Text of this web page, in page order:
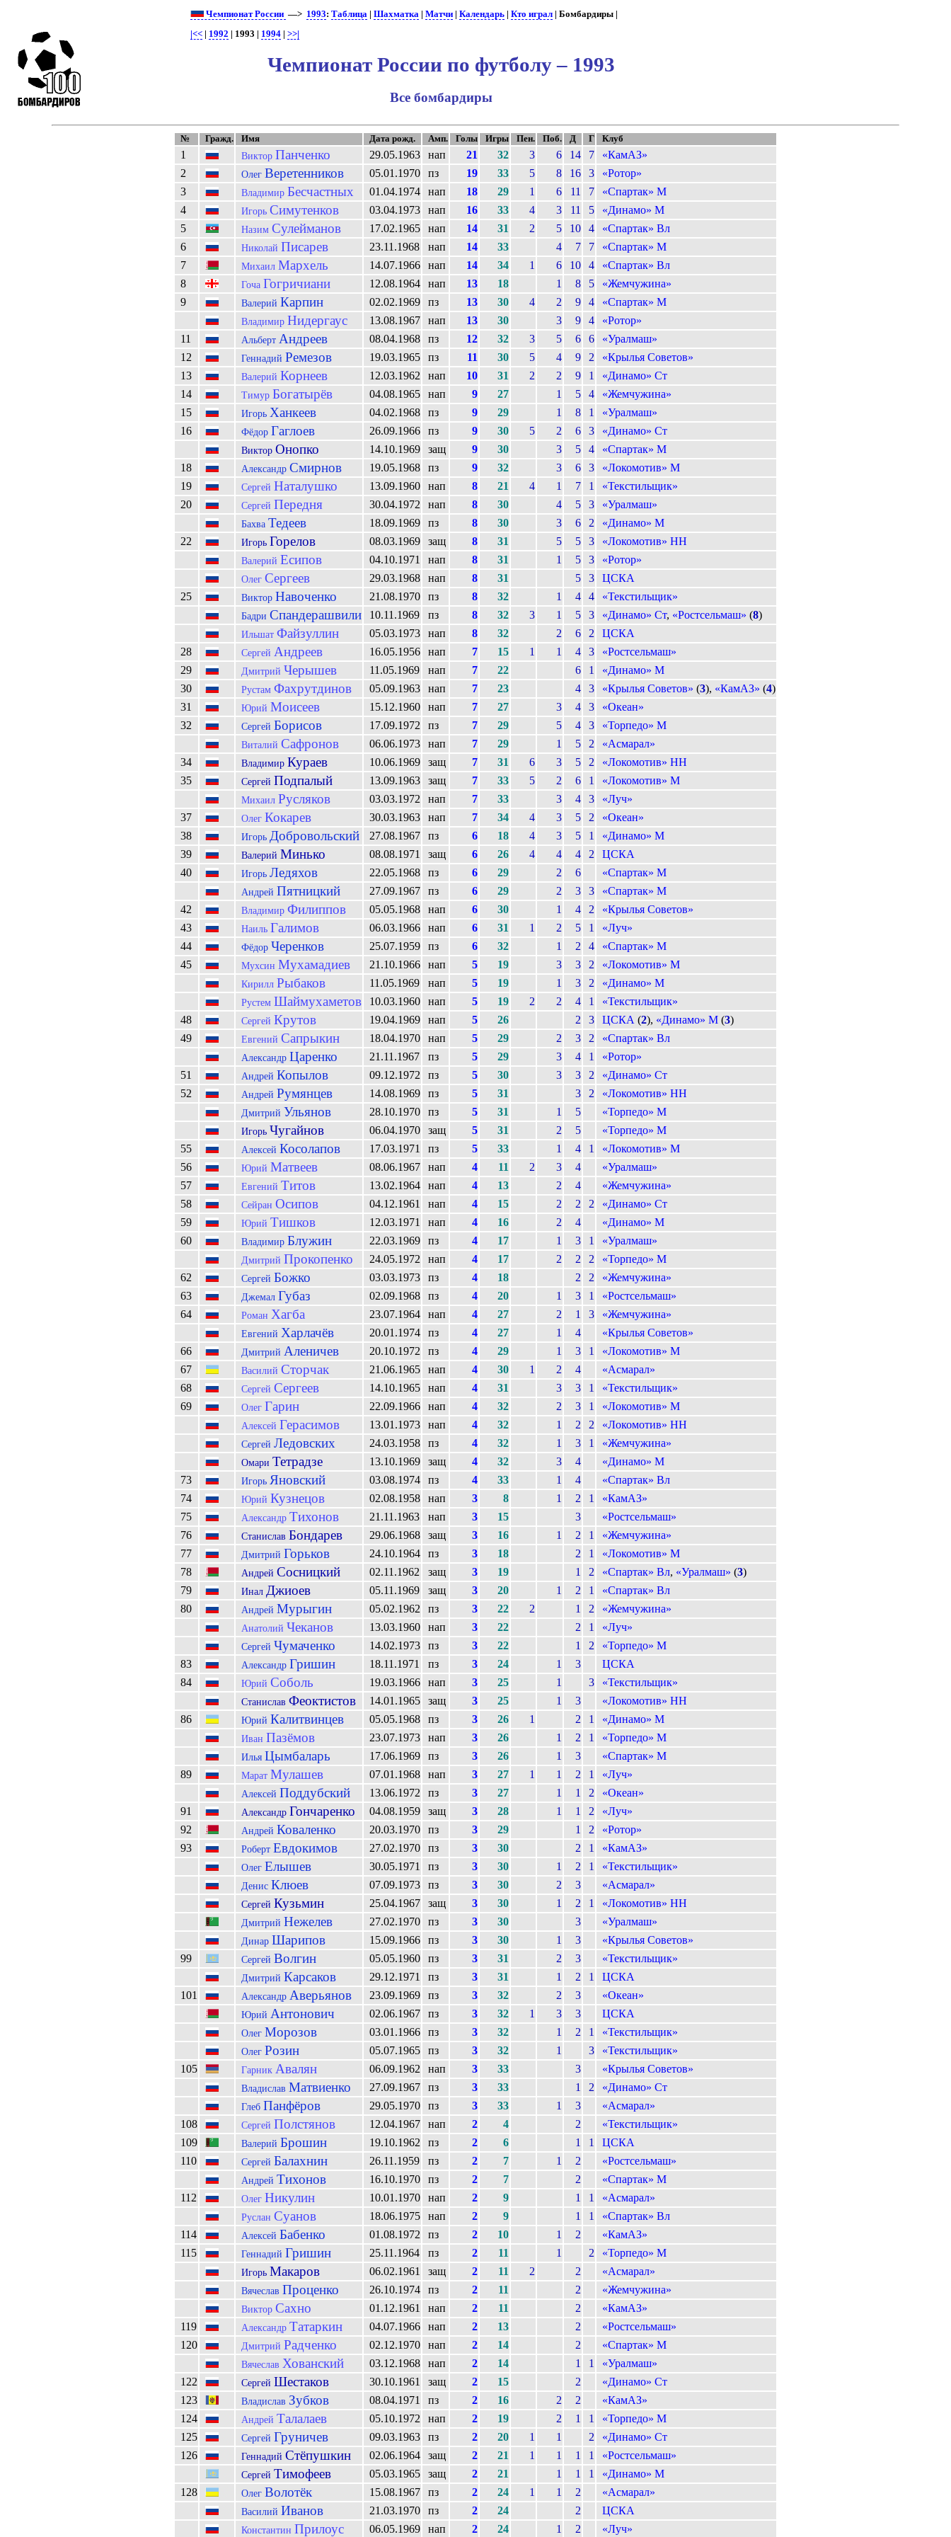
Чемпионат России —> 1993:Таблица |Шахматка |Матчи |Календарь |Кто играл | Бомбардиры |
|<< | 1992 | 1993 | 1994 |>>|
Чемпионат России по футболу – 1993
Все бомбардиры
№ Гражд. Имя Дата рожд. Амп. Голы Игры Пен. Поб. Д Г Клуб
1 Виктор Панченко 29.05.1963 нап 21 32 3 6 14 7
«КамАЗ»
2
Олег Веретенников 05.01.1970 пз 19 33 5 8 16 3
«Ротор»
3
Владимир Бесчастных 01.04.1974 нап 18 29 1 6 11 7
«Спартак» М
4
Игорь Симутенков 03.04.1973 нап 16 33 4 3 11 5
«Динамо» М
5
Назим Сулейманов 17.02.1965 нап 14 31 2 5 10 4
«Спартак» Вл
6
Николай Писарев 23.11.1968 нап 14 33 4 7 7
«Спартак» М
7
Михаил Мархель 14.07.1966 нап 14 34 1 6 10 4
«Спартак» Вл
8
Гоча Гогричиани 12.08.1964 нап 13 18 1 8 5
«Жемчужина»
9
Валерий Карпин 02.02.1969 пз 13 30 4 2 9 4 «Спартак» М
Владимир Нидергаус 13.08.1967 нап 13 30 3 9 4
«Ротор»
11
Альберт Андреев 08.04.1968 пз 12 32 3 5 6 6
«Уралмаш»
12
Геннадий Ремезов 19.03.1965 пз 11 30 5 4 9 2
«Крылья Советов»
13
Валерий Корнеев 12.03.1962 нап 10 31 2 2 9 1
«Динамо» Ст
14
Тимур Богатырёв 04.08.1965 нап 9 27 1 5 4
«Жемчужина»
15
Игорь Ханкеев 04.02.1968 пз 9 29 1 8 1
«Уралмаш»
16
Фёдор Гаглоев 26.09.1966 пз 9 30 5 2 6 3 «Динамо» Ст
Виктор Онопко 14.10.1969 защ 9 30 3 5 4
«Спартак» М
18
Александр Смирнов 19.05.1968 пз 9 32 3 6 3
«Локомотив» М
19
Сергей Наталушко 13.09.1960 нап 8 21 4 1 7 1
«Текстильщик»
20
Сергей Передня 30.04.1972 нап 8 30 4 5 3 «Уралмаш»
Бахва Тедеев 18.09.1969 пз 8 30 3 6 2
«Динамо» М
22
Игорь Горелов 08.03.1969 защ 8 31 5 5 3 «Локомотив» НН
Валерий Есипов 04.10.1971 нап 8 31 1 5 3 «Ротор»
Олег Сергеев 29.03.1968 нап 8 31 5 3
ЦСКА
25
Виктор Навоченко 21.08.1970 пз 8 32 1 4 4 «Текстильщик»
Бадри Спандерашвили 10.11.1969 пз 8 32 3 1 5 3 «Динамо» Ст, «Ростсельмаш» (8)
Ильшат Файзуллин 05.03.1973 нап 8 32 2 6 2
ЦСКА
28
Сергей Андреев 16.05.1956 нап 7 15 1 1 4 3
«Ростсельмаш»
29
Дмитрий Черышев 11.05.1969 нап 7 22 6 1
«Динамо» М
30
Рустам Фахрутдинов 05.09.1963 нап 7 23 4 3 «Крылья Советов» (3), «КамАЗ» (4)
31
Юрий Моисеев 15.12.1960 нап 7 27 3 4 3
«Океан»
32
Сергей Борисов 17.09.1972 пз 7 29 5 4 3 «Торпедо» М
Виталий Сафронов 06.06.1973 нап 7 29 1 5 2
«Асмарал»
34
Владимир Кураев 10.06.1969 защ 7 31 6 3 5 2
«Локомотив» НН
35
Сергей Подпалый 13.09.1963 защ 7 33 5 2 6 1 «Локомотив» М
Михаил Русляков 03.03.1972 нап 7 33 3 4 3
«Луч»
37
Олег Кокарев 30.03.1963 нап 7 34 4 3 5 2
«Океан»
38
Игорь Добровольский 27.08.1967 пз 6 18 4 3 5 1
«Динамо» М
39
Валерий Минько 08.08.1971 защ 6 26 4 4 4 2
ЦСКА
40
Игорь Ледяхов 22.05.1968 пз 6 29 2 6 «Спартак» М
Андрей Пятницкий 27.09.1967 пз 6 29 2 3 3
«Спартак» М
42
Владимир Филиппов 05.05.1968 нап 6 30 1 4 2
«Крылья Советов»
43
Наиль Галимов 06.03.1966 нап 6 31 1 2 5 1
«Луч»
44
Фёдор Черенков 25.07.1959 пз 6 32 1 2 4
«Спартак» М
45
Мухсин Мухамадиев 21.10.1966 нап 5 19 3 3 2 «Локомотив» М
Кирилл Рыбаков 11.05.1969 нап 5 19 1 3 2 «Динамо» М
Рустем Шаймухаметов 10.03.1960 нап 5 19 2 2 4 1
«Текстильщик»
48
Сергей Крутов 19.04.1969 нап 5 26 2 3 ЦСКА (2), «Динамо» М(3)
49
Евгений Сапрыкин 18.04.1970 нап 5 29 2 3 2 «Спартак» Вл
Александр Царенко 21.11.1967 пз 5 29 3 4 1
«Ротор»
51
Андрей Копылов 09.12.1972 пз 5 30 3 3 2
«Динамо» Ст
52
Андрей Румянцев 14.08.1969 пз 5 31 3 2 «Локомотив» НН
Дмитрий Ульянов 28.10.1970 пз 5 31 1 5 «Торпедо» М
Игорь Чугайнов 06.04.1970 защ 5 31 2 5
«Торпедо» М
55
Алексей Косолапов 17.03.1971 пз 5 33 1 4 1
«Локомотив» М
56
Юрий Матвеев 08.06.1967 нап 4 11 2 3 4
«Уралмаш»
57
Евгений Титов 13.02.1964 нап 4 13 2 4
«Жемчужина»
58
Сейран Осипов 04.12.1961 нап 4 15 2 2 2
«Динамо» Ст
59
Юрий Тишков 12.03.1971 нап 4 16 2 4
«Динамо» М
60
Владимир Блужин 22.03.1969 пз 4 17 1 3 1 «Уралмаш»
Дмитрий Прокопенко 24.05.1972 нап 4 17 2 2 2
«Торпедо» М
62
Сергей Божко 03.03.1973 пз 4 18 2 2
«Жемчужина»
63
Джемал Губаз 02.09.1968 пз 4 20 1 3 1
«Ростсельмаш»
64
Роман Хагба 23.07.1964 нап 4 27 2 1 3 «Жемчужина»
Евгений Харлачёв 20.01.1974 пз 4 27 1 4
«Крылья Советов»
66
Дмитрий Аленичев 20.10.1972 пз 4 29 1 3 1
«Локомотив» М
67
Василий Сторчак 21.06.1965 нап 4 30 1 2 4
«Асмарал»
68
Сергей Сергеев 14.10.1965 нап 4 31 3 3 1
«Текстильщик»
69
Олег Гарин 22.09.1966 нап 4 32 2 3 1 «Локомотив» М
Алексей Герасимов 13.01.1973 нап 4 32 1 2 2 «Локомотив» НН
Сергей Ледовских 24.03.1958 пз 4 32 1 3 1 «Жемчужина»
Омари Тетрадзе 13.10.1969 защ 4 32 3 4
«Динамо» М
73
Игорь Яновский 03.08.1974 пз 4 33 1 4
«Спартак» Вл
74
Юрий Кузнецов 02.08.1958 нап 3 8 1 2 1
«КамАЗ»
75
Александр Тихонов 21.11.1963 нап 3 15 3
«Ростсельмаш»
76
Станислав Бондарев 29.06.1968 защ 3 16 1 2 1
«Жемчужина»
77
Дмитрий Горьков 24.10.1964 пз 3 18 2 1
«Локомотив» М
78
Андрей Сосницкий 02.11.1962 защ 3 19 1 2 «Спартак» Вл, «Уралмаш» (3)
79
Инал Джиоев 05.11.1969 защ 3 20 1 2 1
«Спартак» Вл
80
Андрей Мурыгин 05.02.1962 пз 3 22 2 1 2 «Жемчужина»
Анатолий Чеканов 13.03.1960 нап 3 22 2 1 «Луч»
Сергей Чумаченко 14.02.1973 пз 3 22 1 2
«Торпедо» М
83
Александр Гришин 18.11.1971 пз 3 24 1 3
ЦСКА
84
Юрий Соболь 19.03.1966 нап 3 25 1 3 «Текстильщик»
Станислав Феоктистов 14.01.1965 защ 3 25 1 3
«Локомотив» НН
86
Юрий Калитвинцев 05.05.1968 пз 3 26 1 2 1 «Динамо» М
Иван Пазёмов 23.07.1973 нап 3 26 1 2 1 «Торпедо» М
Илья Цымбаларь 17.06.1969 пз 3 26 1 3
«Спартак» М
89
Марат Мулашев 07.01.1968 нап 3 27 1 1 2 1 «Луч»
Алексей Поддубский 13.06.1972 пз 3 27 1 1 2
«Океан»
91
Александр Гончаренко 04.08.1959 защ 3 28 1 1 2
«Луч»
92
Андрей Коваленко 20.03.1970 пз 3 29 1 2
«Ротор»
93
Роберт Евдокимов 27.02.1970 пз 3 30 2 1 «КамАЗ»
Олег Елышев 30.05.1971 пз 3 30 1 2 1 «Текстильщик»
Денис Клюев 07.09.1973 пз 3 30 2 3 «Асмарал»
Сергей Кузьмин 25.04.1967 защ 3 30 1 2 1 «Локомотив» НН
Дмитрий Нежелев 27.02.1970 пз 3 30 3 «Уралмаш»
Динар Шарипов 15.09.1966 пз 3 30 1 3
«Крылья Советов»
99
Сергей Волгин 05.05.1960 пз 3 31 2 3 «Текстильщик»
Дмитрий Карсаков 29.12.1971 пз 3 31 1 2 1
ЦСКА
101
Александр Аверьянов 23.09.1969 пз 3 32 2 3 «Океан»
Юрий Антонович 02.06.1967 пз 3 32 1 3 3 ЦСКА
Олег Морозов 03.01.1966 пз 3 32 1 2 1 «Текстильщик»
Олег Розин 05.07.1965 пз 3 32 1 3
«Текстильщик»
105
Гарник Авалян 06.09.1962 нап 3 33 3 «Крылья Советов»
Владислав Матвиенко 27.09.1967 пз 3 33 1 2 «Динамо» Ст
Глеб Панфёров 29.05.1970 пз 3 33 1 3
«Асмарал»
108
Сергей Полстянов 12.04.1967 нап 2 4 2
«Текстильщик»
109
Валерий Брошин 19.10.1962 пз 2 6 1 1
ЦСКА
110
Сергей Балахнин 26.11.1959 пз 2 7 1 2 «Ростсельмаш»
Андрей Тихонов 16.10.1970 пз 2 7 2
«Спартак» М
112
Олег Никулин 10.01.1970 нап 2 9 1 1 «Асмарал»
Руслан Суанов 18.06.1975 нап 2 9 1 1
«Спартак» Вл
114
Алексей Бабенко 01.08.1972 пз 2 10 1 2
«КамАЗ»
115
Геннадий Гришин 25.11.1964 пз 2 11 1 2 «Торпедо» М
Игорь Макаров 06.02.1961 защ 2 11 2 2 «Асмарал»
Вячеслав Проценко 26.10.1974 пз 2 11 2 «Жемчужина»
Виктор Сахно 01.12.1961 нап 2 11 2
«КамАЗ»
119
Александр Татаркин 04.07.1966 нап 2 13 2
«Ростсельмаш»
120
Дмитрий Радченко 02.12.1970 нап 2 14 2 «Спартак» М
Вячеслав Хованский 03.12.1968 нап 2 14 1 1
«Уралмаш»
122
Сергей Шестаков 30.10.1961 защ 2 15 2
«Динамо» Ст
123
Владислав Зубков 08.04.1971 пз 2 16 2 2
«КамАЗ»
124
Андрей Талалаев 05.10.1972 нап 2 19 2 1 1
«Торпедо» М
125
Сергей Груничев 09.03.1963 пз 2 20 1 1 2
«Динамо» Ст
126
Геннадий Стёпушкин 02.06.1964 защ 2 21 1 1 1 1 «Ростсельмаш»
Сергей Тимофеев 05.03.1965 защ 2 21 1 1 1
«Динамо» М
128
Олег Волотёк 15.08.1967 пз 2 24 1 1 2 «Асмарал»
Василий Иванов 21.03.1970 пз 2 24 2 ЦСКА
Константин Прилоус 06.05.1969 нап 2 24 1 2 «Луч»